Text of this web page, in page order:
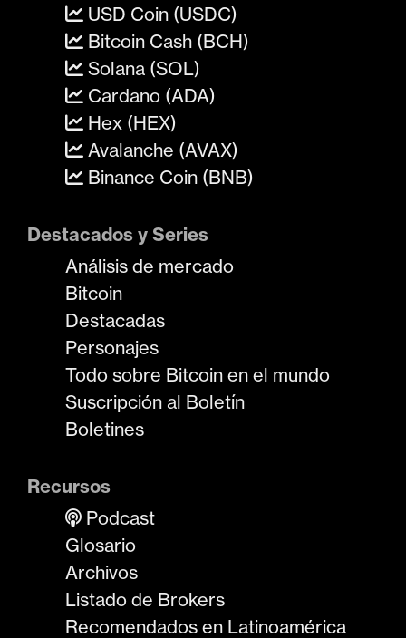
USD Coin (USDC)
Bitcoin Cash (BCH)
Solana (SOL)
Cardano (ADA)
Hex (HEX)
Avalanche (AVAX)
Binance Coin (BNB)
Destacados y Series
Análisis de mercado
Bitcoin
Destacadas
Personajes
Todo sobre Bitcoin en el mundo
Suscripción al Boletín
Boletines
Recursos
Podcast
Glosario
Archivos
Listado de Brokers
Recomendados en Latinoamérica